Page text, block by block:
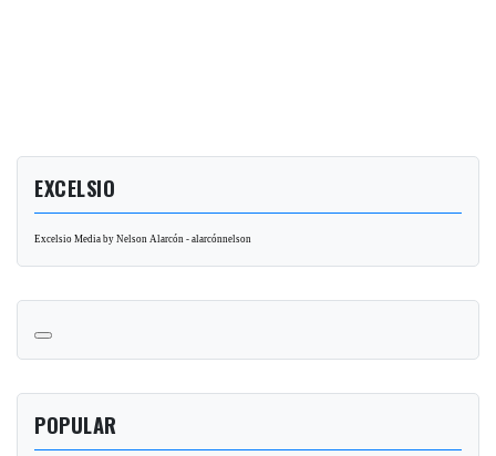
EXCELSIO
Excelsio Media by Nelson Alarcón - alarcónnelson
POPULAR